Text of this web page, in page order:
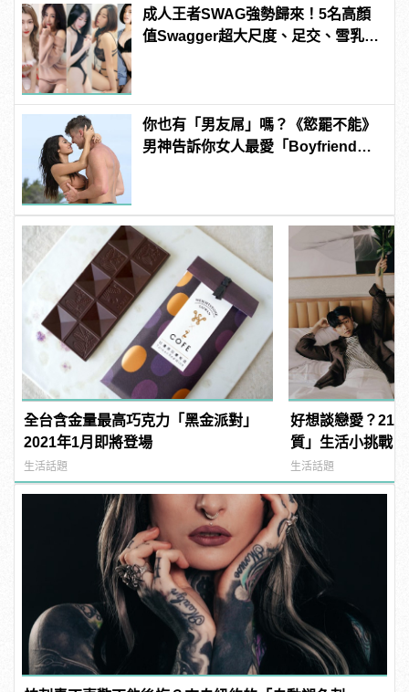
成人王者SWAG強勢歸來！5名高顏
值Swagger超大尺度、足交、雪乳、
你也有「男友屌」嗎？《慾罷不能》
男神告訴你女人最愛「Boyfriend
全台含金量最高巧克力「黑金派對」
2021年1月即將登場
生活話題
好想談戀愛？21
質」生活小挑戰
生活話題